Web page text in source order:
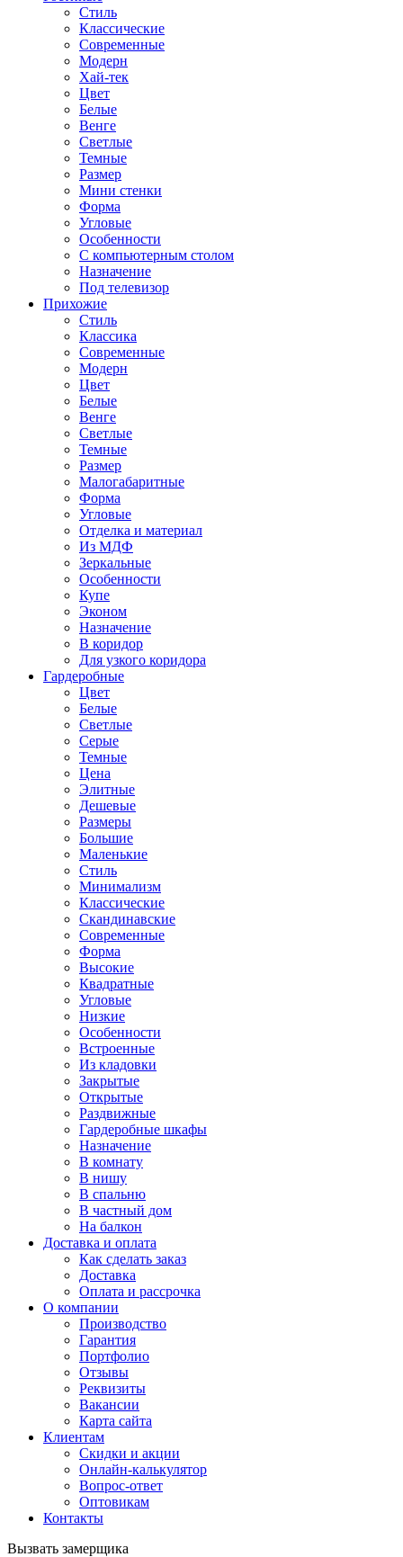
Стиль
Классические
Современные
Модерн
Хай-тек
Цвет
Белые
Венге
Светлые
Темные
Размер
Мини стенки
Форма
Угловые
Особенности
С компьютерным столом
Назначение
Под телевизор
Прихожие
Стиль
Классика
Современные
Модерн
Цвет
Белые
Венге
Светлые
Темные
Размер
Малогабаритные
Форма
Угловые
Отделка и материал
Из МДФ
Зеркальные
Особенности
Купе
Эконом
Назначение
В коридор
Для узкого коридора
Гардеробные
Цвет
Белые
Светлые
Серые
Темные
Цена
Элитные
Дешевые
Размеры
Большие
Маленькие
Стиль
Минимализм
Классические
Скандинавские
Современные
Форма
Высокие
Квадратные
Угловые
Низкие
Особенности
Встроенные
Из кладовки
Закрытые
Открытые
Раздвижные
Гардеробные шкафы
Назначение
В комнату
В нишу
В спальню
В частный дом
На балкон
Доставка и оплата
Как сделать заказ
Доставка
Оплата и рассрочка
О компании
Производство
Гарантия
Портфолио
Отзывы
Реквизиты
Вакансии
Карта сайта
Клиентам
Скидки и акции
Онлайн-калькулятор
Вопрос-ответ
Оптовикам
Контакты
Вызвать замерщика